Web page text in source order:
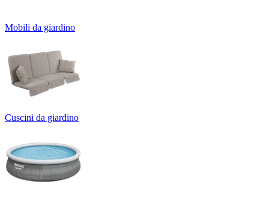
Mobili da giardino
Cuscini da giardino